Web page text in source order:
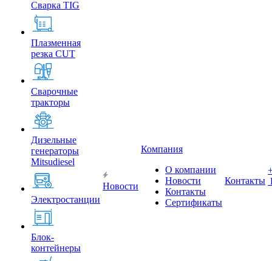
Сварка TIG
Плазменная
резка CUT
Сварочные
тракторы
Дизельные
генераторы
Mitsudiesel
Электростанции
Блок-
контейнеры
Новости
Компания
О компании
Новости
Контакты
Сертификаты
Контакты